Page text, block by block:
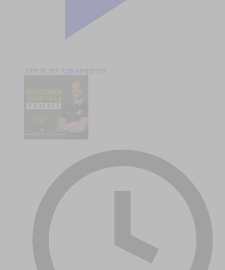
Jetzt in der App abspielen